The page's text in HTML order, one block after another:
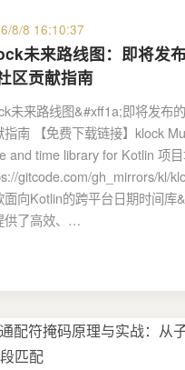
8/8 16:10:37
未来路线图：即将发
区贡献指南
未来路线图&#xff1a;即将发布
指南 【免费下载链接】klock
and time library for Kotlin 项
gitcode.com/gh_mirrors/kl/
面向Kotlin的跨平台日期时间库
供了高效、…